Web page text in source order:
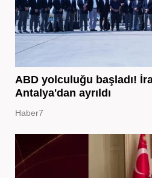
ABD yolculuğu başladı!
Antalya'dan ayrıldı
Haber7